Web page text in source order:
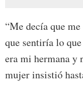
“Me decía que
que sentiría lo
era mi hermana y
mujer insistió